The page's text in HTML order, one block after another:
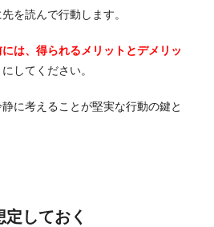
を読んで行動します。
は、得られるメリットとデメリッ
にしてください。
に考えることが堅実な行動の鍵と
しておく